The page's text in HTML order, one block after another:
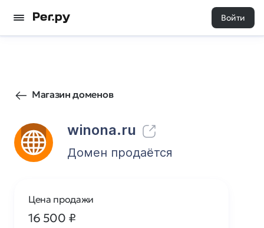
Войти
Магазин доменов
winona.ru
5456 0
Домен продаётся
Цена продажи
16 500 ₽